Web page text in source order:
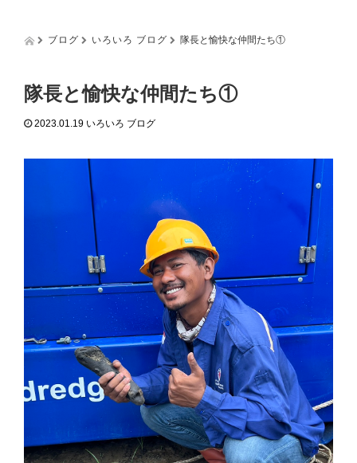
t
ブログ いろいろ ブログ 隊長と愉快な仲間たち①
隊長と愉快な仲間たち①
2023.01.19 いろいろ ブログ